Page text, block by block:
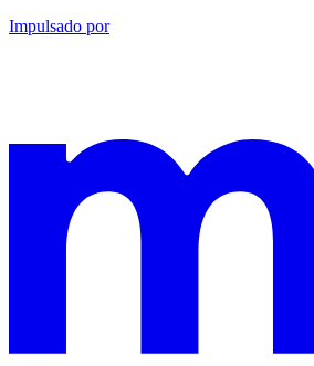
Impulsado por